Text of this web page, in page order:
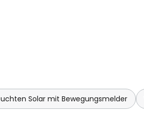
Solar mit Bewegungsmelder